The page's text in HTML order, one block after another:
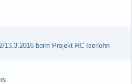
13.3.2016 beim Projekt RC Iserlohn